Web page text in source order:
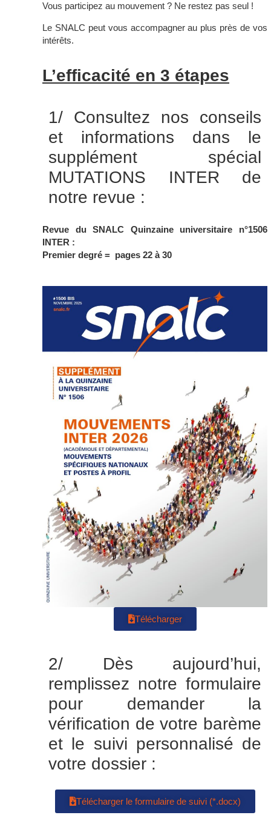
Vous participez au mouvement ? Ne restez pas seul !
Le SNALC peut vous accompagner au plus près de vos
intérêts.
L’efficacité en 3 étapes
1/ Consultez nos conseils
et informations dans le
supplément spécial
MUTATIONS INTER de
notre revue :
Revue du SNALC Quinzaine universitaire n°1506
INTER :
Premier degré = pages 22 à 30
Télécharger
2/ Dès aujourd’hui,
remplissez notre formulaire
pour demander la
vérification de votre barème
et le suivi personnalisé de
votre dossier :
Télécharger le formulaire de suivi (*.docx)